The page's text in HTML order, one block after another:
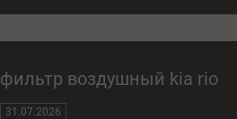
фильтр воздушный kia rio
31.07.2026